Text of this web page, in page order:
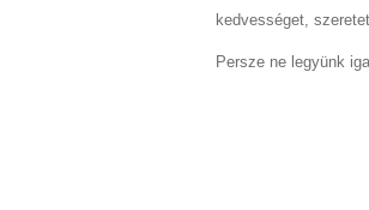
kedvességet,
Persze ne legyünk